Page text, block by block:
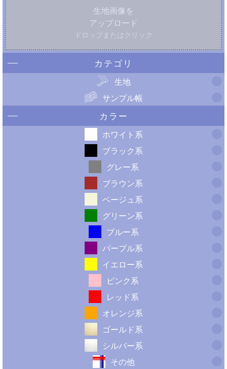
生地画像を
アップロード
ドロップまたはクリック
カテゴリ
生地
サンプル帳
カラー
ホワイト系
ブラック系
グレー系
ブラウン系
ベージュ系
グリーン系
ブルー系
パープル系
イエロー系
ピンク系
レッド系
オレンジ系
ゴールド系
シルバー系
その他